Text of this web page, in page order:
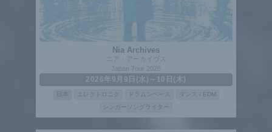
Nia Archives
ニア・アーカイヴス
Japan Tour 2026
2026年9月9日(水)～10日(木)
エレクトロニク ドラムンベース
ダンス / EDM
シンガーソングライター